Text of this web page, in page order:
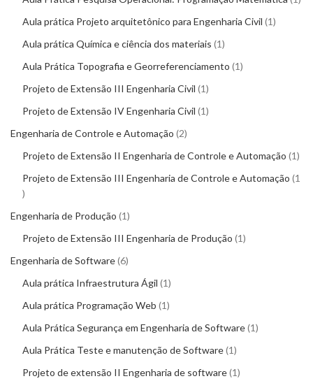
Aula prática Projeto arquitetônico para Engenharia Civil 1
Aula prática Química e ciência dos materiais 1
Aula Prática Topografia e Georreferenciamento 1
Projeto de Extensão III Engenharia Civil 1
Projeto de Extensão IV Engenharia Civil 1
Engenharia de Controle e Automação 2
Projeto de Extensão II Engenharia de Controle e Automação 1
Projeto de Extensão III Engenharia de Controle e Automação 1
Engenharia de Produção 1
Projeto de Extensão III Engenharia de Produção 1
Engenharia de Software 6
Aula prática Infraestrutura Ágil 1
Aula prática Programação Web 1
Aula Prática Segurança em Engenharia de Software 1
Aula Prática Teste e manutenção de Software 1
Projeto de extensão II Engenharia de software 1